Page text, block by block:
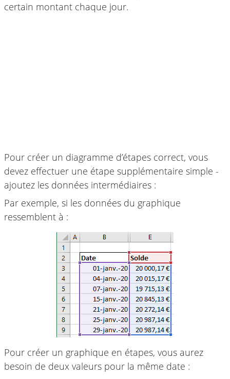
certain montant chaque jour.
Pour créer un diagramme d’étapes correct, vous
devez effectuer une étape supplémentaire simple -
ajoutez les données intermédiaires :
Par exemple, si les données du graphique
ressemblent à :
Pour créer un graphique en étapes, vous aurez
besoin de deux valeurs pour la même date :